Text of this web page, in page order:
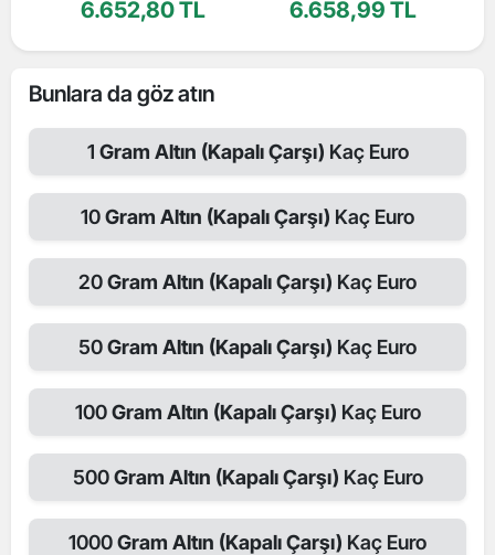
6.652,80 TL 6.658,99 TL
Bunlara da göz atın
1 Gram Altın (Kapalı Çarşı) Kaç Euro
10Gram Altın (Kapalı Çarşı) Kaç Euro
20Gram Altın (Kapalı Çarşı) Kaç Euro
50Gram Altın (Kapalı Çarşı) Kaç Euro
100Gram Altın (Kapalı Çarşı) Kaç Euro
500Gram Altın (Kapalı Çarşı) Kaç Euro
1000Gram Altın (Kapalı Çarşı) Kaç Euro